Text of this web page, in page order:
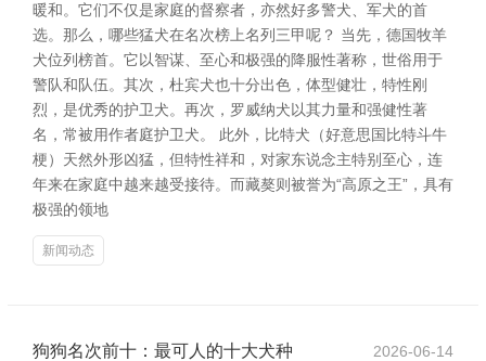
暖和。它们不仅是家庭的督察者，亦然好多警犬、军犬的首
选。那么，哪些猛犬在名次榜上名列三甲呢？ 当先，德国牧羊
犬位列榜首。它以智谋、至心和极强的降服性著称，世俗用于
警队和队伍。其次，杜宾犬也十分出色，体型健壮，特性刚
烈，是优秀的护卫犬。再次，罗威纳犬以其力量和强健性著
名，常被用作者庭护卫犬。 此外，比特犬（好意思国比特斗牛
梗）天然外形凶猛，但特性祥和，对家东说念主特别至心，连
年来在家庭中越来越受接待。而藏獒则被誉为“高原之王”，具有
极强的领地
新闻动态
狗狗名次前十：最可人的十大犬种 2026-06-14